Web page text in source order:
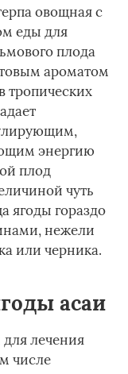
овощная с
еды для
плода
ароматом
тропических
энергию
плод
чуть
ягоды гораздо
нежели
или черника.
асаи
лечения
числе